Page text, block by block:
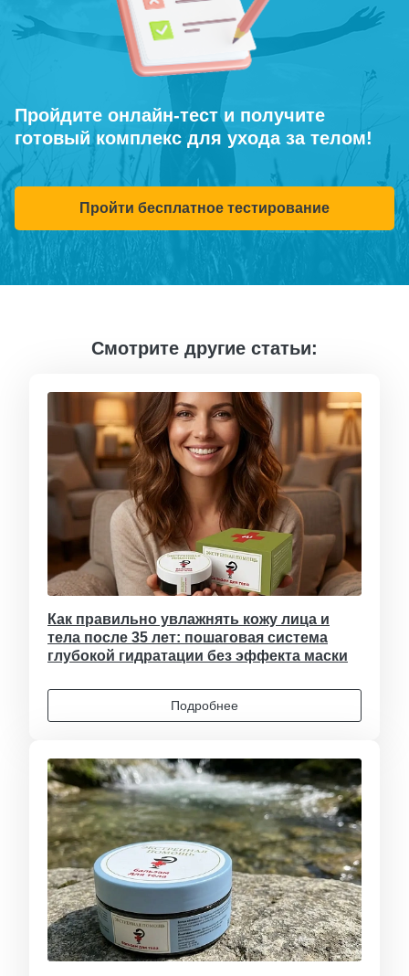
Пройдите онлайн-тест и получите
готовый комплекс для ухода за телом!
Пройти бесплатное тестирование
Смотрите другие статьи:
Как правильно увлажнять кожу лица и
тела после 35 лет: пошаговая система
глубокой гидратации без эффекта маски
Подробнее